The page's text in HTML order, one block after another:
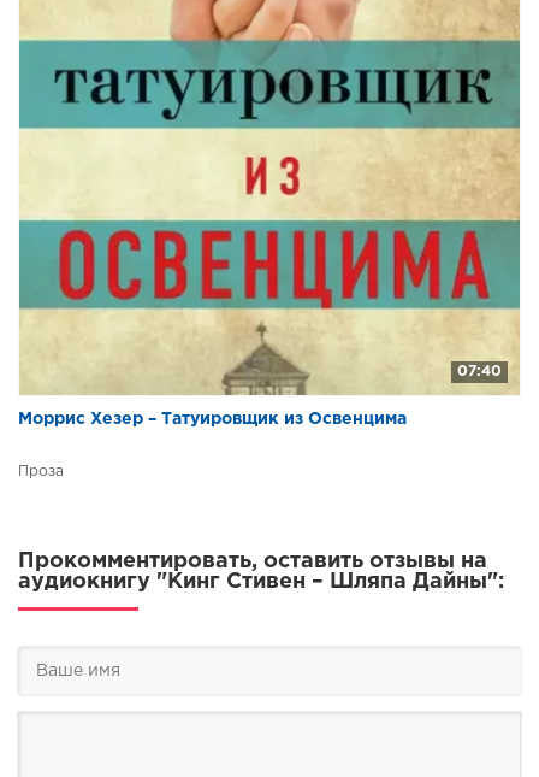
07:40
Моррис Хезер – Татуировщик из Освенцима
Проза
Прокомментировать, оставить отзывы на
аудиокнигу "Кинг Стивен – Шляпа Дайны":